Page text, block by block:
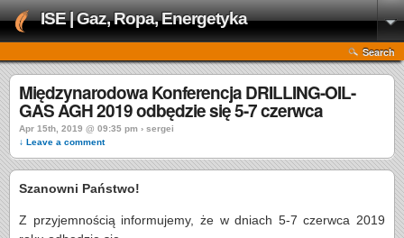
ISE | Gaz, Ropa, Energetyka
Search
Międzynarodowa Konferencja DRILLING-OIL-
GAS AGH 2019 odbędzie się 5-7 czerwca
Apr 15th, 2019 @ 09:35 pm › sergei
↓ Leave a comment
Szanowni Państwo!
Z przyjemnością informujemy, że w dniach 5-7 czerwca 2019